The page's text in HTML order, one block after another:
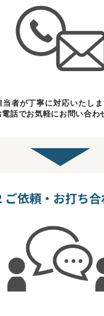
当者が丁寧に対応いたしま
話でお気軽にお問い合わ
ご依頼・お打ち